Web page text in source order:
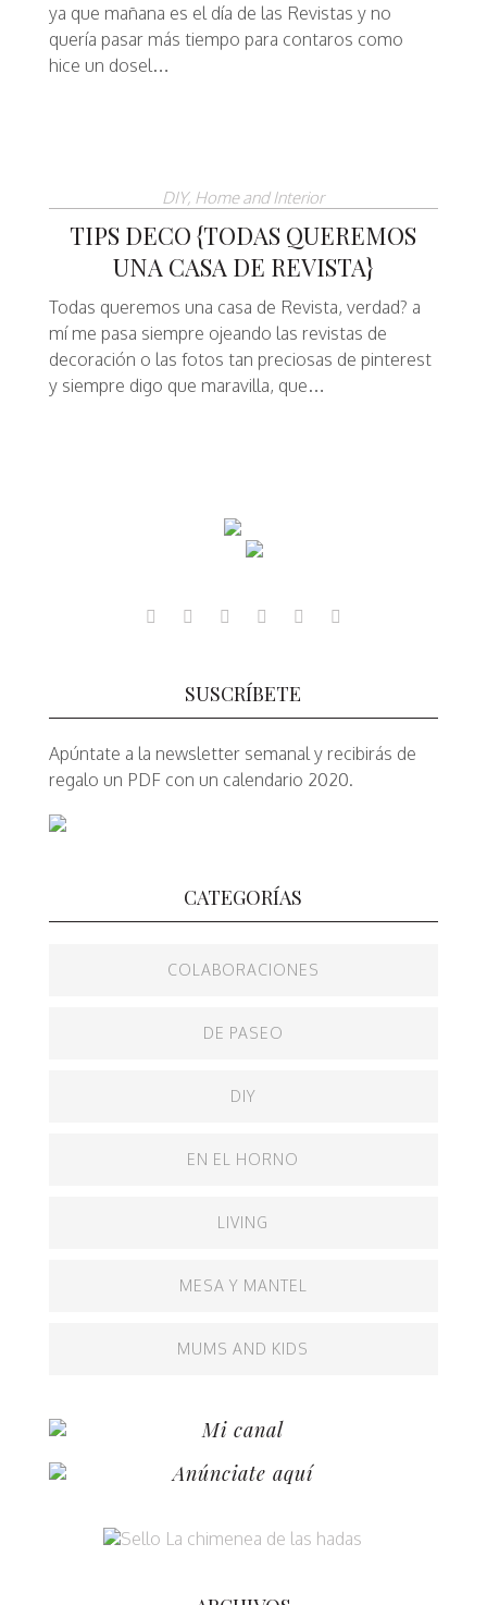
ya que mañana es el día de las Revistas y no
quería pasar más tiempo para contaros como
hice un dosel…
DIY, Home and Interior
TIPS DECO {TODAS QUEREMOS
UNA CASA DE REVISTA}
Todas queremos una casa de Revista, verdad? a
mí me pasa siempre ojeando las revistas de
decoración o las fotos tan preciosas de pinterest
y siempre digo que maravilla, que…
SUSCRÍBETE
Apúntate a la newsletter semanal y recibirás de
regalo un PDF con un calendario 2020.
CATEGORÍAS
COLABORACIONES
DE PASEO
DIY
EN EL HORNO
LIVING
MESA Y MANTEL
MUMS AND KIDS
Mi canal
Anúnciate aquí